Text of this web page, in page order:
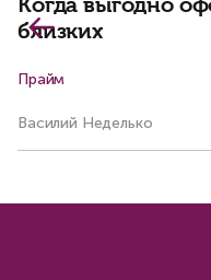
Когда выгодно
близких
Прайм
Василий Неделько